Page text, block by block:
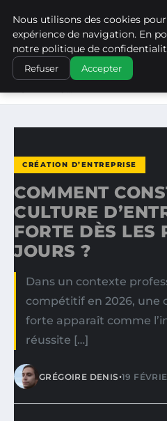
WP CAPE
ACCUEIL
CRÉATION
COMMENT CONSTRUIRE UNE
CRÉATION D’ENTREPRISE
COMMENT
CULTURE
FORTE DÈS LES
JOURS ?
Dans un contexte
compétitif en 2026, une
forte apparaît comme
réussite […]
GRÉGOIRE DENIS•19
Nous utilisons des cookies
expérience de navigation. En
notre politique de
Refuser Accepter